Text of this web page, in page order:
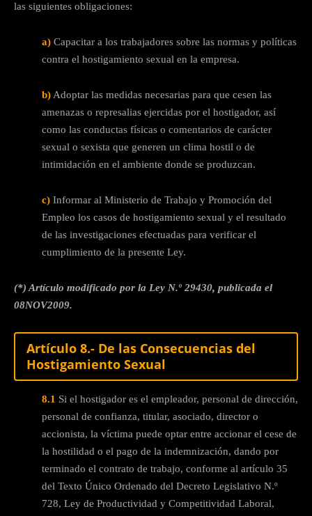
las siguientes obligaciones:
a) Capacitar a los trabajadores sobre las normas y políticas
contra el hostigamiento sexual en la empresa.
b)Adoptar las medidas necesarias para que cesen las
amenazas o represalias ejercidas por el hostigador, así
como las conductas físicas o comentarios de carácter
sexual o sexista que generen un clima hostil o de
intimidación en el ambiente donde se produzcan.
c) Informar al Ministerio de Trabajo y Promoción del
Empleo los casos de hostigamiento sexual y el resultado
de las investigaciones efectuadas para verificar el
cumplimiento de la presente Ley.
(*) Artículo modificado por la Ley N.º 29430, publicada el
08NOV2009.
Artículo 8.- De las Consecuencias del
Hostigamiento Sexual
8.1 Si el hostigador es el empleador, personal de dirección,
personal de confianza, titular, asociado, director o
accionista, la víctima puede optar entre accionar el cese de
la hostilidad o el pago de la indemnización, dando por
terminado el contrato de trabajo, conforme al artículo 35
del Texto Único Ordenado del Decreto Legislativo N.º
728, Ley de Productividad y Competitividad Laboral,